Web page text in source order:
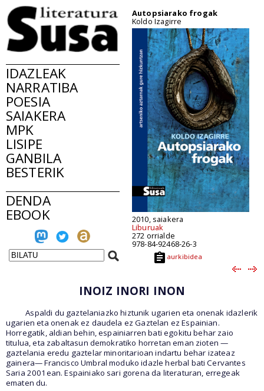
IDAZLEAK
NARRATIBA
POESIA
SAIAKERA
MPK
LISIPE
GANBILA
BESTERIK
DENDA
EBOOK
Autopsiarako frogak
Koldo Izagirre
2010, saiakera
Liburuak
272 orrialde
978-84-92468-26-3
aurkibidea
INOIZ INORI INON
Aspaldi du gaztelaniazko hiztunik ugarien eta onenak idazlerik
ugarien eta onenak ez daudela ez Gaztelan ez Espainian.
Horregatik, aldian behin, espainiarren bati egokitu behar zaio
titulua, eta zabaltasun demokratiko horretan eman zioten —
gaztelania eredu gaztelar minoritarioan indartu behar izateaz
gainera— Francisco Umbral moduko idazle herbal bati Cervantes
Saria 2001ean. Espainiako sari gorena da literaturan, erregeak
ematen du.